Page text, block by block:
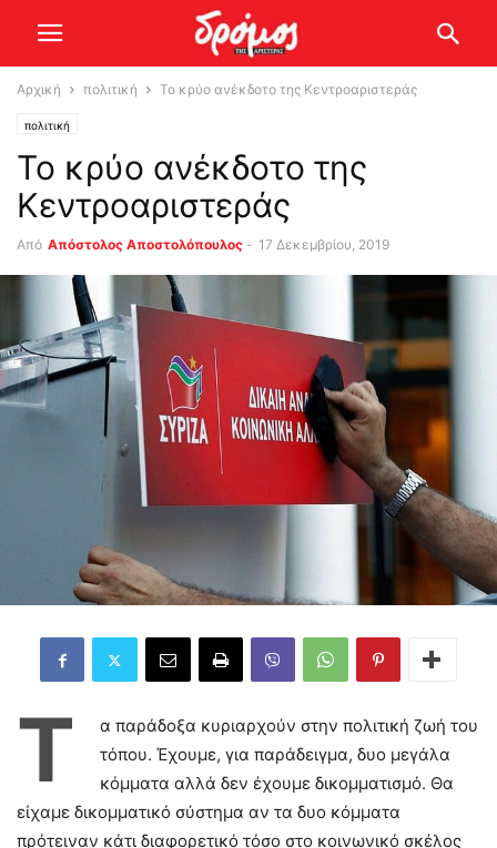
Αρχική πολιτική Το κρύο ανέκδοτο της Κεντροαριστεράς
πολιτική
Το κρύο ανέκδοτο της
Κεντροαριστεράς
Από Απόστολος Αποστολόπουλος - 17 Δεκεμβρίου, 2019
Τ
α παράδοξα κυριαρχούν στην πολιτική ζωή του
τόπου. Έχουμε, για παράδειγμα, δυο μεγάλα
κόμματα αλλά δεν έχουμε δικομματισμό. Θα
είχαμε δικομματικό σύστημα αν τα δυο κόμματα
πρότειναν κάτι διαφορετικό τόσο στο κοινωνικό σκέλος